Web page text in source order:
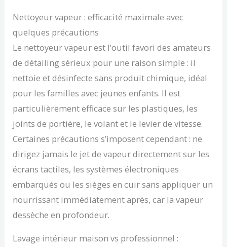
Nettoyeur vapeur : efficacité maximale avec
quelques précautions
Le nettoyeur vapeur est l’outil favori des amateurs
de détailing sérieux pour une raison simple : il
nettoie et désinfecte sans produit chimique, idéal
pour les familles avec jeunes enfants. Il est
particulièrement efficace sur les plastiques, les
joints de portière, le volant et le levier de vitesse.
Certaines précautions s’imposent cependant : ne
dirigez jamais le jet de vapeur directement sur les
écrans tactiles, les systèmes électroniques
embarqués ou les sièges en cuir sans appliquer un
nourrissant immédiatement après, car la vapeur
dessèche en profondeur.
Lavage intérieur maison vs professionnel :